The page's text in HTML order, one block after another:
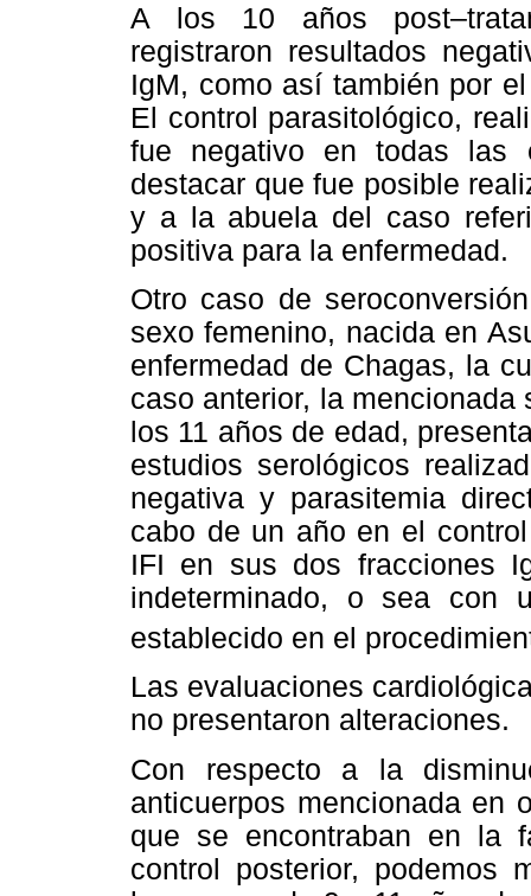
A los 10 años
registraron resultados
IgM, como así también por
El control parasitológico,
fue negativo en todas las
destacar que fue posible
y a la abuela del caso
positiva para la enfermedad.
Otro caso de
sexo femenino, nacida en
enfermedad de Chagas, la
caso anterior, la
los 11 años de edad,
estudios serológicos
negativa y parasitemia
cabo de un año en el
IFI en sus dos fracciones
indeterminado, o sea con
establecido en el
Las evaluaciones
no presentaron alteraciones.
Con respecto a la
anticuerpos mencionada en
que se encontraban en la
control posterior, podemos